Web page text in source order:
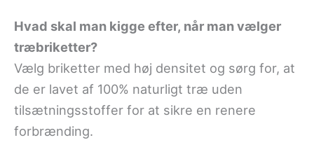
Hvad skal man kigge efter, når man vælger
træbriketter?
Vælg briketter med høj densitet og sørg for, at
de er lavet af 100% naturligt træ uden
tilsætningsstoffer for at sikre en renere
forbrænding.